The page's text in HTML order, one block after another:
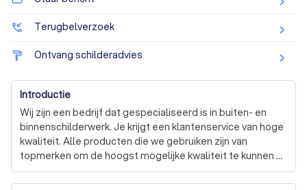
phone_callback Terugbelverzoek
format_paint Ontvang schilderadvies
Introductie
Wij zijn een bedrijf dat gespecialiseerd is in buiten- en
binnenschilderwerk. Je krijgt een klantenservice van hoge
kwaliteit. Alle producten die we gebruiken zijn van
topmerken om de hoogst mogelijke kwaliteit te kunnen
bieden